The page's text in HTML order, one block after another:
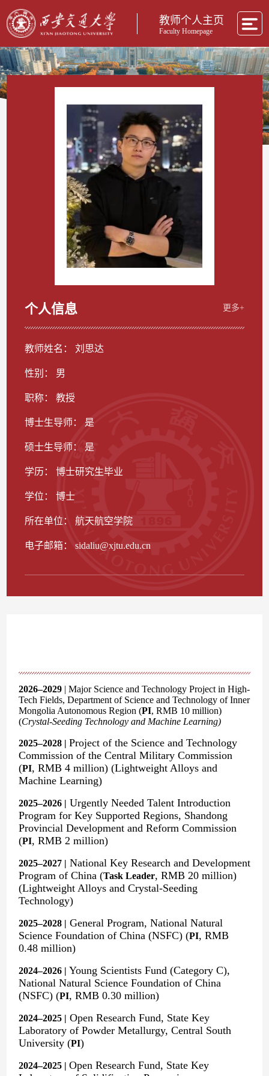
教师个人主页
Faculty Homepage
个人信息 更多+
教师姓名： 刘思达
性别： 男
职称： 教授
博士生导师： 是
硕士生导师： 是
学历： 博士研究生毕业
学位： 博士
所在单位： 航天航空学院
电子邮箱：sidaliu@xjtu.edu.cn